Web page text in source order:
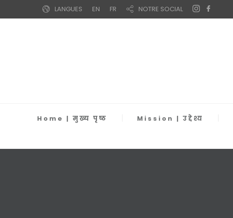
LANGUES EN FR NOTRE SOCIAL
Home | मुख्य पृष्ठ Mission | उद्देश्य